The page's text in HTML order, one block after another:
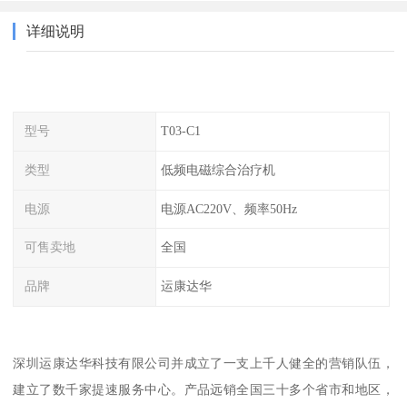
详细说明
型号 T03-C1
类型 低频电磁综合治疗机
电源 电源AC220V、频率50Hz
可售卖地 全国
品牌 运康达华
深圳运康达华科技有限公司并成立了一支上千人健全的营销队伍，
建立了数千家提速服务中心。产品远销全国三十多个省市和地区，